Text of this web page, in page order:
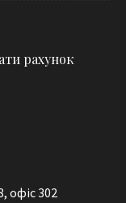
рахунок
офіс 302